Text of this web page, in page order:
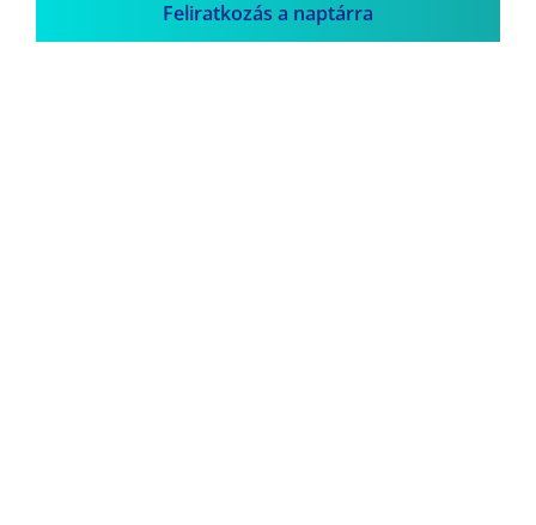
Feliratkozás a naptárra